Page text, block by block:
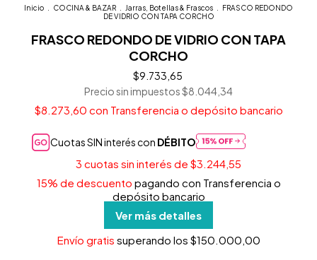
Inicio COCINA & BAZAR Jarras, Botellas & Frascos
FRASCO REDONDO
DE VIDRIO CON TAPA CORCHO
FRASCO REDONDO DE VIDRIO CON TAPA
CORCHO
$9.733,65
Precio sin impuestos$8.044,34
$8.273,60 con Transferencia o depósito bancario
Cuotas SIN interés con DÉBITO
3 cuotas sin interés de $3.244,55
15% de descuento pagando con Transferencia o
depósito bancario
Ver más detalles
Envío gratis superando los $150.000,00